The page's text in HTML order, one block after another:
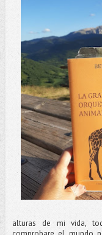
alturas de mi vida,